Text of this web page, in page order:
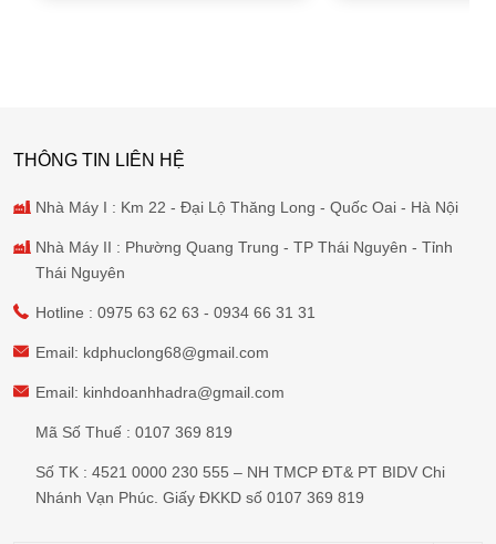
THÔNG TIN LIÊN HỆ
Nhà Máy I : Km 22 - Đại Lộ Thăng Long - Quốc Oai - Hà Nội
Nhà Máy II : Phường Quang Trung - TP Thái Nguyên - Tỉnh
Thái Nguyên
Hotline : 0975 63 62 63 - 0934 66 31 31
Email: kdphuclong68@gmail.com
Email: kinhdoanhhadra@gmail.com
Mã Số Thuế : 0107 369 819
Số TK : 4521 0000 230 555 – NH TMCP ĐT& PT BIDV Chi
Nhánh Vạn Phúc. Giấy ĐKKD số 0107 369 819